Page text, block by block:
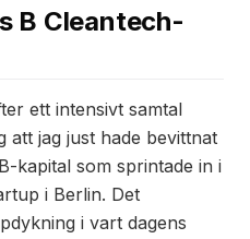
B Cleantech-
ett intensivt samtal
att jag just hade bevittnat
kapital som sprintade in i
i Berlin. Det
i vart dagens